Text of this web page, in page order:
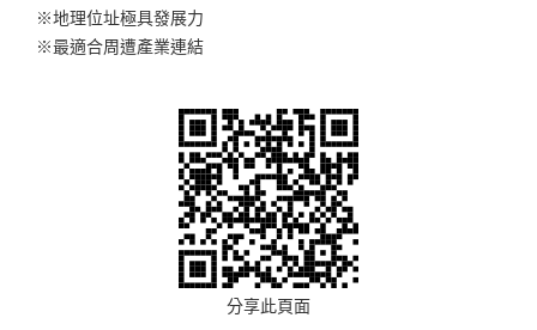
※地理位址極具發展力
※最適合周遭產業連結
分享此頁面